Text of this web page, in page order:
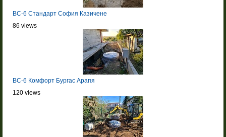
BC-6 Стандарт София Казичене
86 views
BC-6 Комфорт Бургас Арапя
120 views